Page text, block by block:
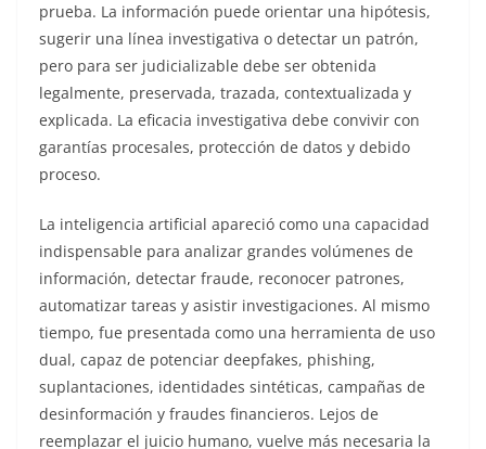
prueba. La información puede orientar una hipótesis,
sugerir una línea investigativa o detectar un patrón,
pero para ser judicializable debe ser obtenida
legalmente, preservada, trazada, contextualizada y
explicada. La eficacia investigativa debe convivir con
garantías procesales, protección de datos y debido
proceso.
La inteligencia artificial apareció como una capacidad
indispensable para analizar grandes volúmenes de
información, detectar fraude, reconocer patrones,
automatizar tareas y asistir investigaciones. Al mismo
tiempo, fue presentada como una herramienta de uso
dual, capaz de potenciar deepfakes, phishing,
suplantaciones, identidades sintéticas, campañas de
desinformación y fraudes financieros. Lejos de
reemplazar el juicio humano, vuelve más necesaria la